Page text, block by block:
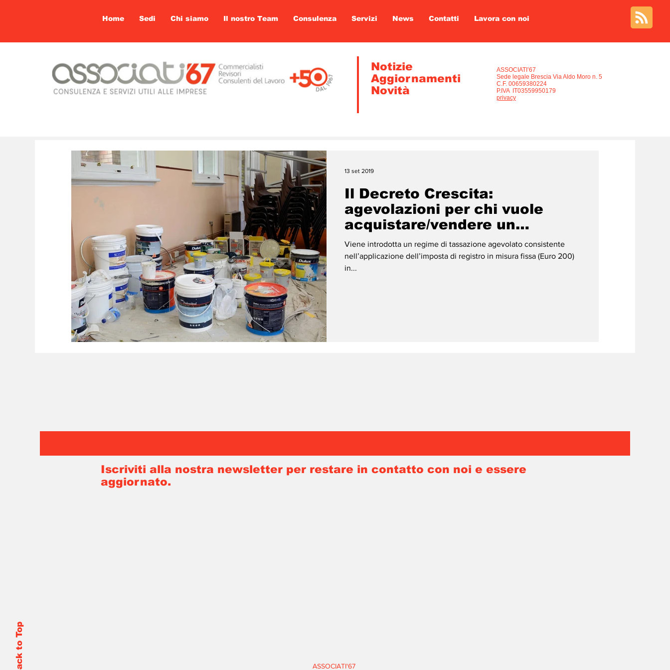
Home Sedi Chi siamo Il nostro Team Consulenza Servizi News Contatti Lavora con noi
Notizie
Aggiornamenti
Novità
ASSOCIATI’67
Sede legale Brescia Via Aldo Moro n. 5
C.F. 00659380224
P.IVA IT03559950179
privacy
Il Decreto Crescita:
agevolazioni per chi vuole
acquistare/vendere un
immobile da risrutturare
Viene introdotta un regime di tassazione agevolato consistente
nell’applicazione dell’imposta di registro in misura fissa (Euro 200)
in...
13 set 2019
Back to Top
Iscriviti alla nostra newsletter per restare in contatto con noi e essere
aggiornato.
ASSOCIATI'67